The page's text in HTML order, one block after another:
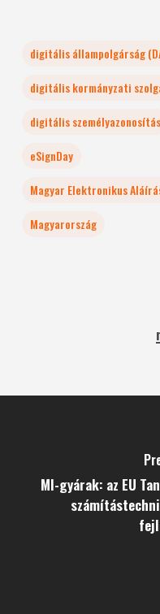
digitális állampolgárság
digitális kormányzati
digitális személyazonosítás
eSignDay
Magyar Elektronikus
Magyarország
MI-gyárak: az EU